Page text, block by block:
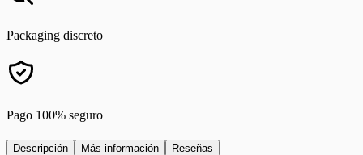
Packaging discreto
Pago 100% seguro
Descripción Más información Reseñas